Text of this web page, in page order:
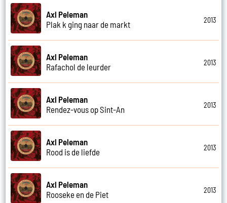
Axl Peleman
Plak k ging naar de markt
2013
Axl Peleman
Rafachol de leurder
2013
Axl Peleman
Rendez-vous op Sint-An
2013
Axl Peleman
Rood is de liefde
2013
Axl Peleman
Rooseke en de Piet
2013